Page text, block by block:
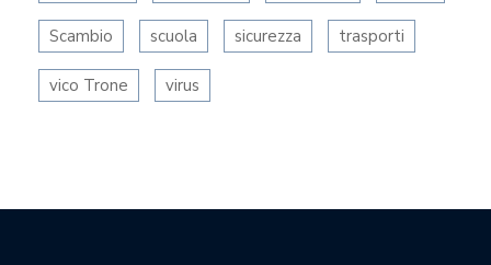
Scambio scuola sicurezza trasporti
vico Trone virus